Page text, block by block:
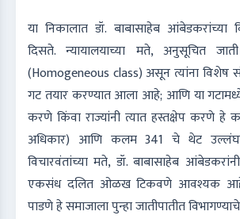
या निकालात डॉ. बाबासाहेब आंबेडकरांच्या
दिसते. न्यायालयाच्या मते, अनुसूचित
(Homogeneous class) असून त्यांना विशेष
गट तयार करण्यात आला आहे; आणि या
करणे किंवा राज्यांनी त्यात हस्तक्षेप करणे हे
अधिकार) आणि कलम 341 चे थेट
विचारवंतांच्या मते, डॉ. बाबासाहेब
एकसंध दलित ओळख टिकवणे आवश्यक
पाडणे हे समाजाला पुन्हा जातीपातीत